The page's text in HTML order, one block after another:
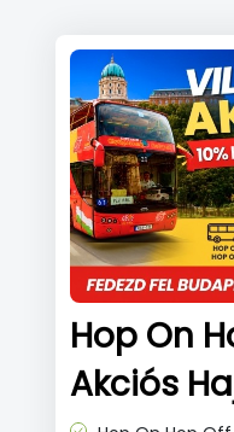
Hop On
Akciós